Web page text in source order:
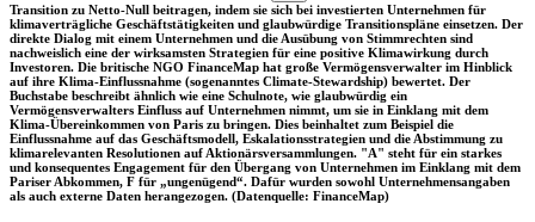
Transition zu Netto-Null beitragen, indem sie sich bei investierten Unternehmen für
klimaverträgliche Geschäftstätigkeiten und glaubwürdige Transitionspläne einsetzen. Der
direkte Dialog mit einem Unternehmen und die Ausübung von Stimmrechten sind
nachweislich eine der wirksamsten Strategien für eine positive Klimawirkung durch
Investoren. Die britische NGO FinanceMap hat große Vermögensverwalter im Hinblick
auf ihre Klima-Einflussnahme (sogenanntes Climate-Stewardship) bewertet. Der
Buchstabe beschreibt ähnlich wie eine Schulnote, wie glaubwürdig ein
Vermögensverwalters Einfluss auf Unternehmen nimmt, um sie in Einklang mit dem
Klima-Übereinkommen von Paris zu bringen. Dies beinhaltet zum Beispiel die
Einflussnahme auf das Geschäftsmodell, Eskalationsstrategien und die Abstimmung zu
klimarelevanten Resolutionen auf Aktionärsversammlungen. "A" steht für ein starkes
und konsequentes Engagement für den Übergang von Unternehmen im Einklang mit dem
Pariser Abkommen, F für „ungenügend“. Dafür wurden sowohl Unternehmensangaben
als auch externe Daten herangezogen. (Datenquelle: FinanceMap)